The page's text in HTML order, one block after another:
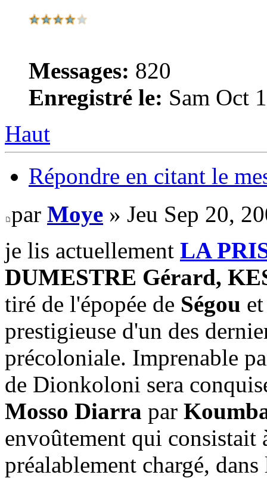
Messages: 820
Enregistré le: Sam Oct
Haut
Répondre en citant le
par Moye » Jeu Sep 20,
je lis actuellement LA
DUMESTRE Gérard,
tiré de l'épopée de Ségou
prestigieuse d'un des
précoloniale. Imprenable
de Dionkoloni sera
Mosso Diarra par
envoûtement qui consistait
préalablement chargé,